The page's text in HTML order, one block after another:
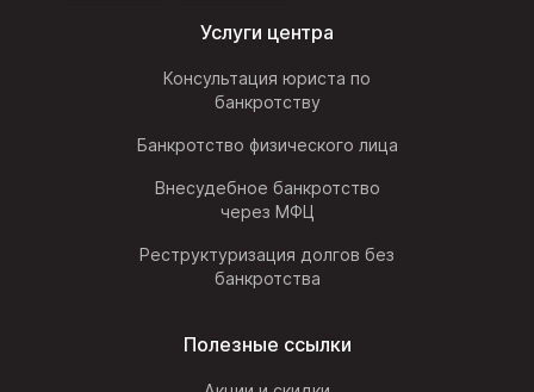
Услуги центра
Консультация юриста по
банкротству
Банкротство физического лица
Внесудебное банкротство
через МФЦ
Реструктуризация долгов без
банкротства
Полезные ссылки